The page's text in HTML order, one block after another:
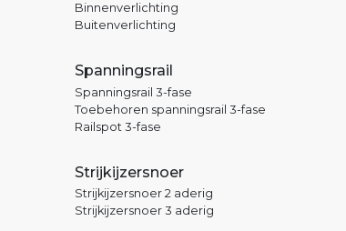
Binnenverlichting
Buitenverlichting
Spanningsrail
Spanningsrail 3-fase
Toebehoren spanningsrail 3-fase
Railspot 3-fase
Strijkijzersnoer
Strijkijzersnoer 2 aderig
Strijkijzersnoer 3 aderig